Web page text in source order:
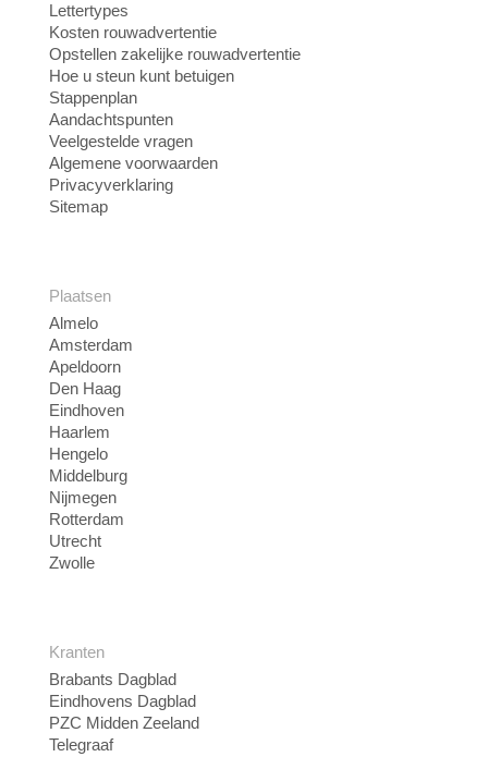
Lettertypes
Kosten rouwadvertentie
Opstellen zakelijke rouwadvertentie
Hoe u steun kunt betuigen
Stappenplan
Aandachtspunten
Veelgestelde vragen
Algemene voorwaarden
Privacyverklaring
Sitemap
Plaatsen
Almelo
Amsterdam
Apeldoorn
Den Haag
Eindhoven
Haarlem
Hengelo
Middelburg
Nijmegen
Rotterdam
Utrecht
Zwolle
Kranten
Brabants Dagblad
Eindhovens Dagblad
PZC Midden Zeeland
Telegraaf